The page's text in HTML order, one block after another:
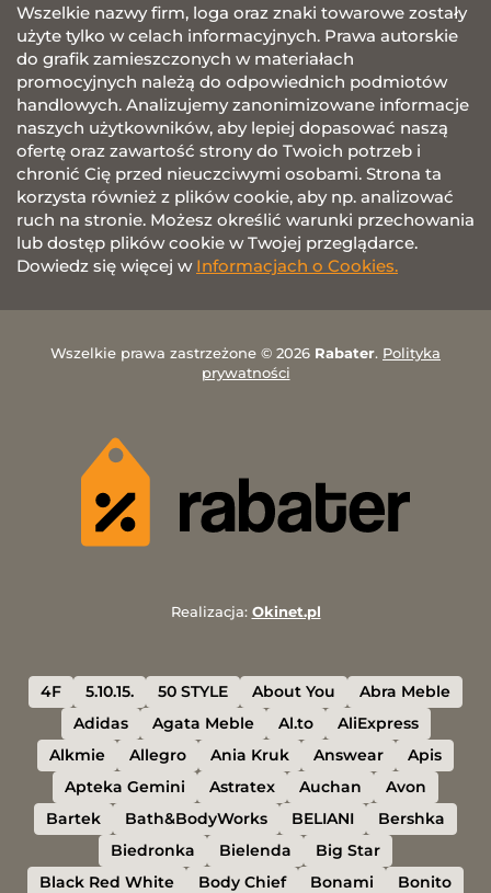
Wszelkie nazwy firm, loga oraz znaki towarowe zostały
użyte tylko w celach informacyjnych. Prawa autorskie
do grafik zamieszczonych w materiałach
promocyjnych należą do odpowiednich podmiotów
handlowych. Analizujemy zanonimizowane informacje
naszych użytkowników, aby lepiej dopasować naszą
ofertę oraz zawartość strony do Twoich potrzeb i
chronić Cię przed nieuczciwymi osobami. Strona ta
korzysta również z plików cookie, aby np. analizować
ruch na stronie. Możesz określić warunki przechowania
lub dostęp plików cookie w Twojej przeglądarce.
Dowiedz się więcej w Informacjach o Cookies.
Wszelkie prawa zastrzeżone © 2026 Rabater. Polityka
prywatności
Realizacja: Okinet.pl
4F 5.10.15. 50 STYLE About You
Abra Meble
Adidas
Agata Meble Al.to
AliExpress
Alkmie
Allegro Ania Kruk Answear
Apis
Apteka Gemini
Astratex Auchan
Avon
Bartek
Bath&BodyWorks BELIANI
Bershka
Biedronka
Bielenda
Big Star
Black Red White
Body Chief Bonami Bonito